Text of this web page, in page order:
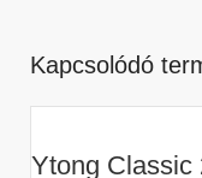
Kapcsolódó
Ytong Classic